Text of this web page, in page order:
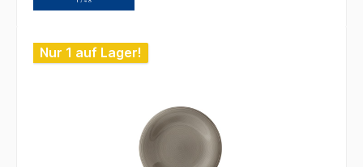
Bildergalerie überspringen
Nur 1 auf Lager!